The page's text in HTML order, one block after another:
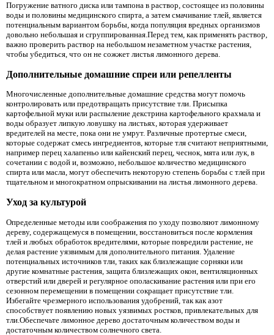
Погружение ватного диска или тампона в раствор, состоящее из половины
воды и половины медицинского спирта, а затем смачивание тлей, является
потенциальным вариантом борьбы, когда популяция вредных организмов
довольно небольшая и сгруппированная.Перед тем, как применять раствор,
важно проверить раствор на небольшом незаметном участке растения,
чтобы убедиться, что он не сожжет листья лимонного дерева.
Дополнительные домашние спреи или репелленты
Многочисленные дополнительные домашние средства могут помочь
контролировать или предотвращать присутствие тли. Присыпка
картофельной муки или распыление декстрина картофельного крахмала и
воды образует липкую ловушку на листьях, которая удерживает
вредителей на месте, пока они не умрут. Различные протертые смеси,
которые содержат смесь ингредиентов, которые тля считают неприятными,
например перец халапеньо или кайенский перец, чеснок, мята или лук, в
сочетании с водой и, возможно, небольшое количество медицинского
спирта или масла, могут обеспечить некоторую степень борьбы с тлей при
тщательном и многократном опрыскивании на листья лимонного дерева.
Уход за культурой
Определенные методы или соображения по уходу позволяют лимонному
дереву, содержащемуся в помещении, восстановиться после кормления
тлей и любых обработок вредителями, которые повредили растение, не
делая растение уязвимым для дополнительного питания. Удаление
потенциальных источников тли, таких как близлежащие сорняки или
другие комнатные растения, защита близлежащих окон, вентиляционных
отверстий или дверей и регулярное ополаскивание растения или при его
сезонном перемещении в помещении сокращает присутствие тли.
Избегайте чрезмерного использования удобрений, так как азот
способствует появлению новых уязвимых ростков, привлекательных для
тли.Обеспечьте лимонное дерево достаточным количеством воды и
достаточным количеством солнечного света.